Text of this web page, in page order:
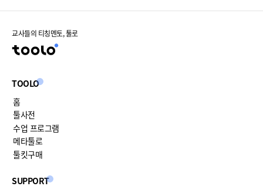
교사들의 티칭멘토, 툴로
TOOLO
홈
툴사전
수업 프로그램
메타툴로
툴킷구매
SUPPORT